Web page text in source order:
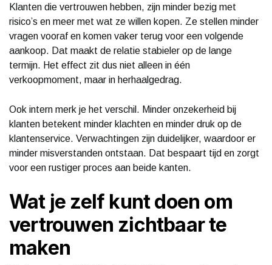
Klanten die vertrouwen hebben, zijn minder bezig met
risico’s en meer met wat ze willen kopen. Ze stellen minder
vragen vooraf en komen vaker terug voor een volgende
aankoop. Dat maakt de relatie stabieler op de lange
termijn. Het effect zit dus niet alleen in één
verkoopmoment, maar in herhaalgedrag.
Ook intern merk je het verschil. Minder onzekerheid bij
klanten betekent minder klachten en minder druk op de
klantenservice. Verwachtingen zijn duidelijker, waardoor er
minder misverstanden ontstaan. Dat bespaart tijd en zorgt
voor een rustiger proces aan beide kanten.
Wat je zelf kunt doen om
vertrouwen zichtbaar te
maken